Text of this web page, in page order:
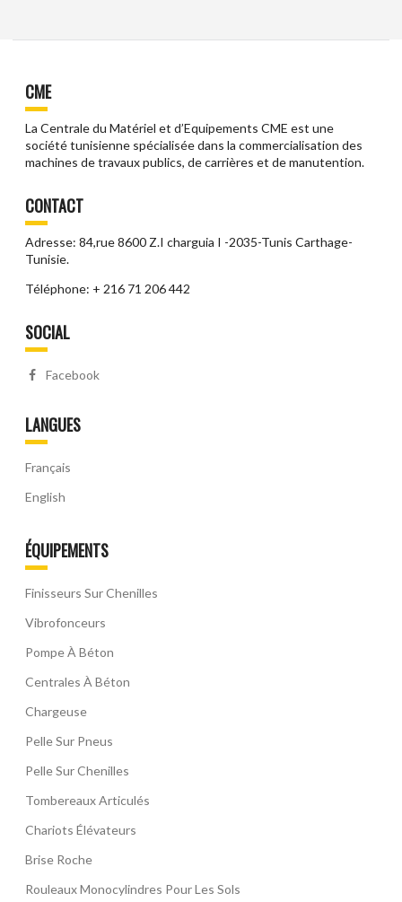
CME
La Centrale du Matériel et d’Equipements CME est une
société tunisienne spécialisée dans la commercialisation des
machines de travaux publics, de carrières et de manutention.
CONTACT
Adresse: 84,rue 8600 Z.I charguia I -2035-Tunis Carthage-
Tunisie.
Téléphone: + 216 71 206 442
SOCIAL
Facebook
LANGUES
Français
English
ÉQUIPEMENTS
Finisseurs Sur Chenilles
Vibrofonceurs
Pompe À Béton
Centrales À Béton
Chargeuse
Pelle Sur Pneus
Pelle Sur Chenilles
Tombereaux Articulés
Chariots Élévateurs
Brise Roche
Rouleaux Monocylindres Pour Les Sols